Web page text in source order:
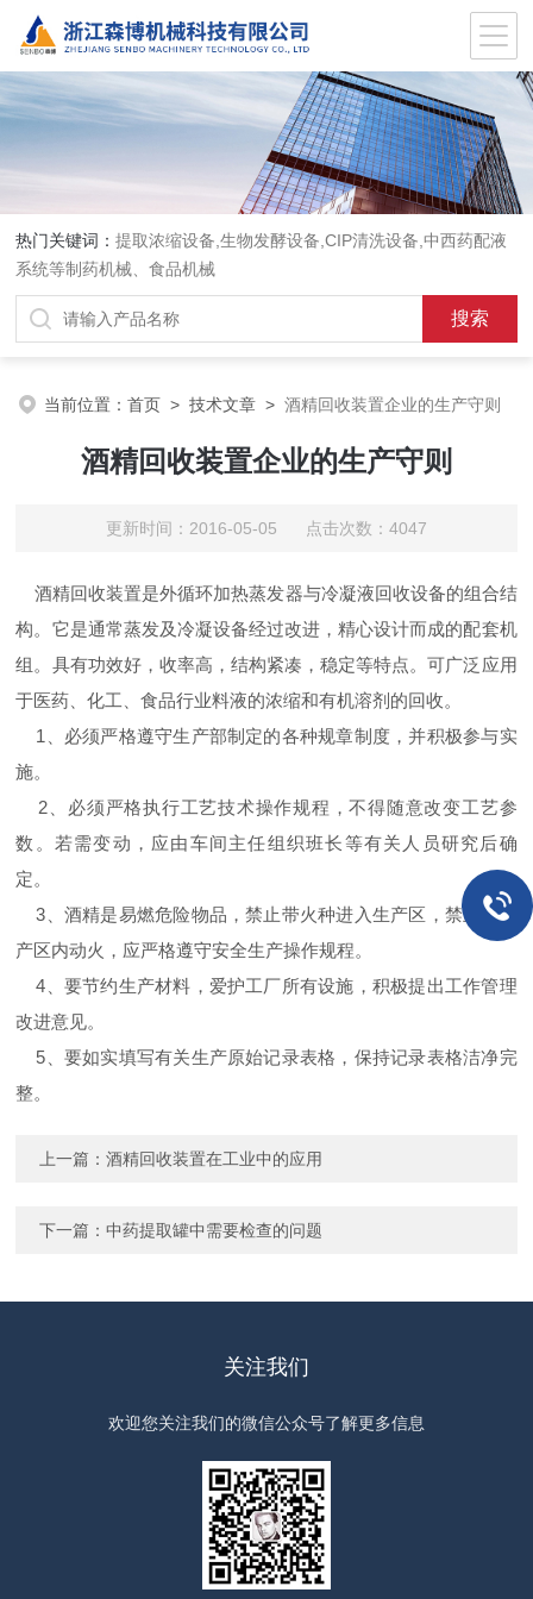
热门关键词：提取浓缩设备,生物发酵设备,CIP清洗设备,中西药配液
系统等制药机械、食品机械
当前位置：首页 >技术文章 >酒精回收装置企业的生产守则
酒精回收装置企业的生产守则
更新时间：2016-05-05 点击次数：4047
酒精回收装置是外循环加热蒸发器与冷凝液回收设备的组合结
构。它是通常蒸发及冷凝设备经过改进，精心设计而成的配套机
组。具有功效好，收率高，结构紧凑，稳定等特点。可广泛应用
于医药、化工、食品行业料液的浓缩和有机溶剂的回收。
1、必须严格遵守生产部制定的各种规章制度，并积极参与实
施。
2、必须严格执行工艺技术操作规程，不得随意改变工艺参
数。若需变动，应由车间主任组织班长等有关人员研究后确
定。
3、酒精是易燃危险物品，禁止带火种进入生产区，禁止在生
产区内动火，应严格遵守安全生产操作规程。
4、要节约生产材料，爱护工厂所有设施，积极提出工作管理
改进意见。
5、要如实填写有关生产原始记录表格，保持记录表格洁净完
整。
上一篇：酒精回收装置在工业中的应用
下一篇：中药提取罐中需要检查的问题
关注我们
欢迎您关注我们的微信公众号了解更多信息